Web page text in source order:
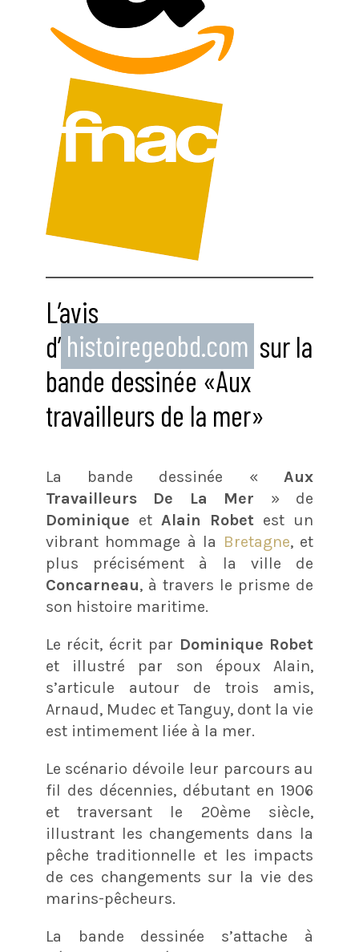
L’avis
d’ histoiregeobd.com sur la
bande dessinée «Aux
travailleurs de la mer»
La bande dessinée «Aux
Travailleurs De La Mer » de
Dominique et Alain Robet est un
vibrant hommage à la Bretagne, et
plus précisément à la ville de
Concarneau, à travers le prisme de
son histoire maritime.
Le récit, écrit par Dominique Robet
et illustré par son époux Alain,
s’articule autour de trois amis,
Arnaud, Mudec et Tanguy, dont la vie
est intimement liée à la mer.
Le scénario dévoile leur parcours au
fil des décennies, débutant en 1906
et traversant le 20ème siècle,
illustrant les changements dans la
pêche traditionnelle et les impacts
de ces changements sur la vie des
marins-pêcheurs.
La bande dessinée s’attache à